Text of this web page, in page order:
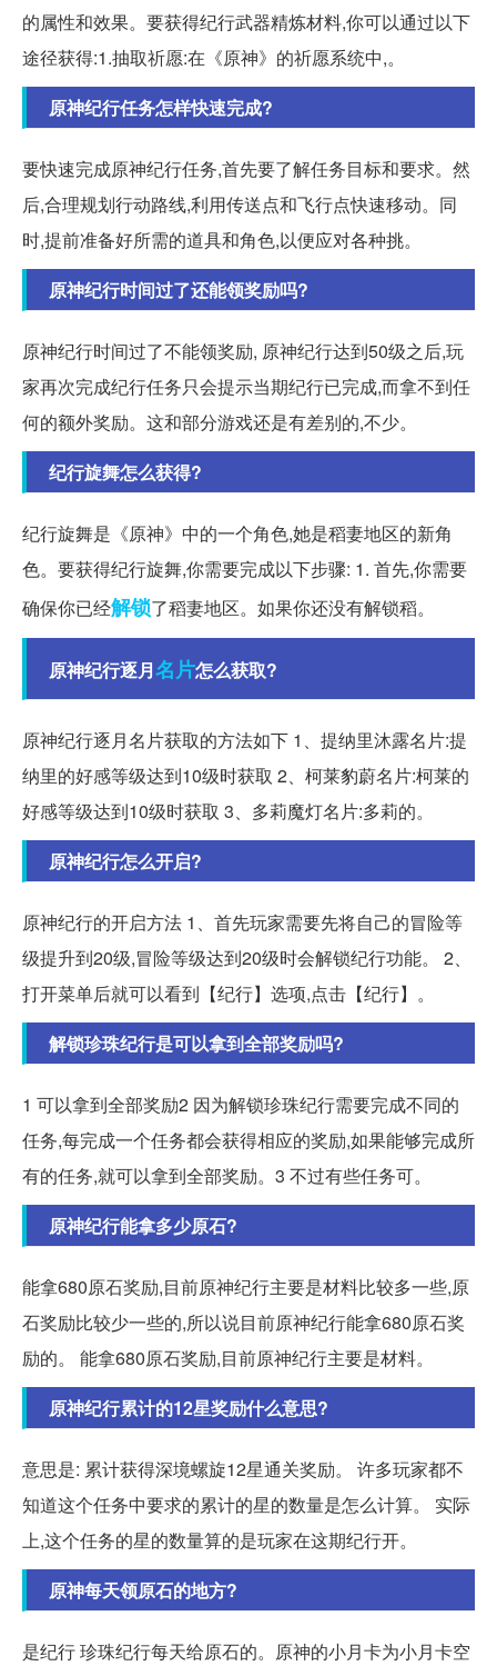
的属性和效果。要获得纪行武器精炼材料,你可以通过以下
途径获得:1.抽取祈愿:在《原神》的祈愿系统中,。
原神纪行任务怎样快速完成?
要快速完成原神纪行任务,首先要了解任务目标和要求。然
后,合理规划行动路线,利用传送点和飞行点快速移动。同
时,提前准备好所需的道具和角色,以便应对各种挑。
原神纪行时间过了还能领奖励吗?
原神纪行时间过了不能领奖励, 原神纪行达到50级之后,玩
家再次完成纪行任务只会提示当期纪行已完成,而拿不到任
何的额外奖励。这和部分游戏还是有差别的,不少。
纪行旋舞怎么获得?
纪行旋舞是《原神》中的一个角色,她是稻妻地区的新角
色。要获得纪行旋舞,你需要完成以下步骤: 1. 首先,你需要
确保你已经解锁了稻妻地区。如果你还没有解锁稻。
原神纪行逐月名片怎么获取?
原神纪行逐月名片获取的方法如下 1、提纳里沐露名片:提
纳里的好感等级达到10级时获取 2、柯莱豹蔚名片:柯莱的
好感等级达到10级时获取 3、多莉魔灯名片:多莉的。
原神纪行怎么开启?
原神纪行的开启方法 1、首先玩家需要先将自己的冒险等
级提升到20级,冒险等级达到20级时会解锁纪行功能。 2、
打开菜单后就可以看到【纪行】选项,点击【纪行】。
解锁珍珠纪行是可以拿到全部奖励吗?
1 可以拿到全部奖励2 因为解锁珍珠纪行需要完成不同的
任务,每完成一个任务都会获得相应的奖励,如果能够完成所
有的任务,就可以拿到全部奖励。3 不过有些任务可。
原神纪行能拿多少原石?
能拿680原石奖励,目前原神纪行主要是材料比较多一些,原
石奖励比较少一些的,所以说目前原神纪行能拿680原石奖
励的。 能拿680原石奖励,目前原神纪行主要是材料。
原神纪行累计的12星奖励什么意思?
意思是: 累计获得深境螺旋12星通关奖励。 许多玩家都不
知道这个任务中要求的累计的星的数量是怎么计算。 实际
上,这个任务的星的数量算的是玩家在这期纪行开。
原神每天领原石的地方?
是纪行 珍珠纪行每天给原石的。原神的小月卡为小月卡空